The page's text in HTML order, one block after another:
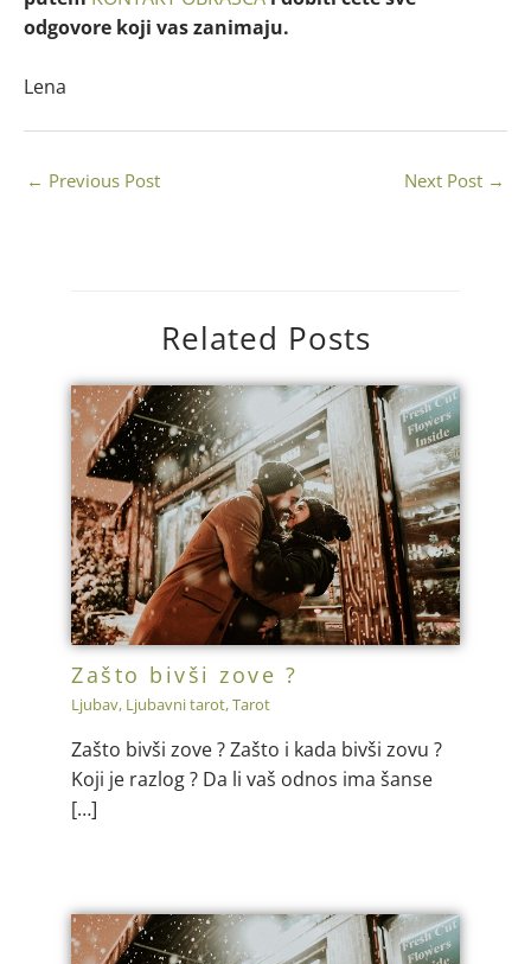
odgovore koji vas zanimaju.
Lena
← Previous Post Next Post →
Related Posts
Zašto bivši zove ?
Ljubav, Ljubavni tarot,Tarot
Zašto bivši zove ? Zašto i kada bivši zovu ?
Koji je razlog ? Da li vaš odnos ima šanse
[…]